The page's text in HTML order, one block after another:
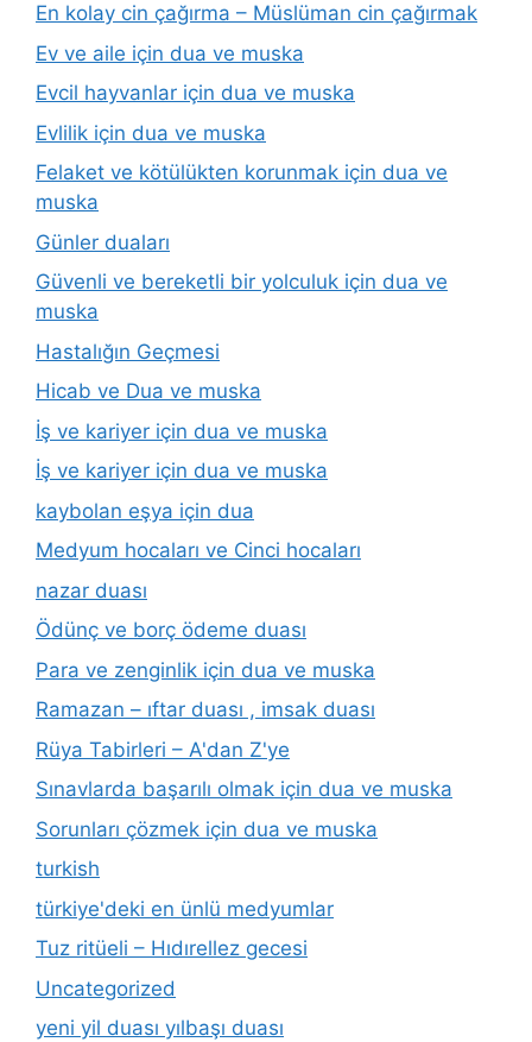
En kolay cin çağırma – Müslüman cin çağırmak
Ev ve aile için dua ve muska
Evcil hayvanlar için dua ve muska
Evlilik için dua ve muska
Felaket ve kötülükten korunmak için dua ve
muska
Günler duaları
Güvenli ve bereketli bir yolculuk için dua ve
muska
Hastalığın Geçmesi
Hicab ve Dua ve muska
İş ve kariyer için dua ve muska
İş ve kariyer için dua ve muska
kaybolan eşya için dua
Medyum hocaları ve Cinci hocaları
nazar duası
Ödünç ve borç ödeme duası
Para ve zenginlik için dua ve muska
Ramazan – ıftar duası , imsak duası
Rüya Tabirleri – A'dan Z'ye
Sınavlarda başarılı olmak için dua ve muska
Sorunları çözmek için dua ve muska
turkish
türkiye'deki en ünlü medyumlar
Tuz ritüeli – Hıdırellez gecesi
Uncategorized
yeni yil duası yılbaşı duası